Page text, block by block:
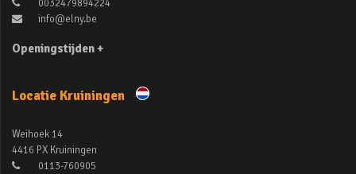
0032479894224
info@elny.be
Openingstijden +
Locatie Kruiningen
Weihoek 14
4416 PX Kruiningen
0113-760905